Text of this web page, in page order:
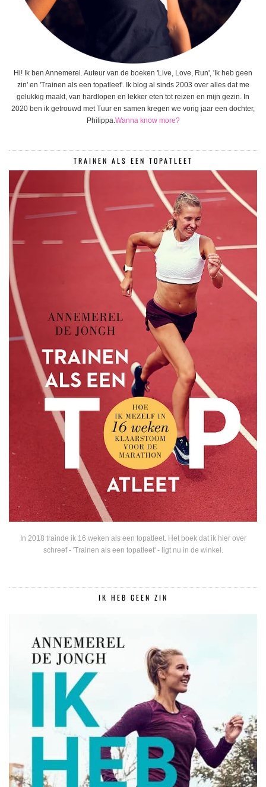
Hi! Ik ben Annemerel. Auteur van de boeken 'Live, Love, Run', 'Ik heb geen
zin' en 'Trainen als een topatleet'. Ik blog al sinds 2003 over alles dat me
gelukkig maakt, van hardlopen en lekker eten tot reizen en mijn gezin. In
2020 ben ik getrouwd met Tuur en samen kregen we vorig jaar een dochter,
Philippa.Wanna know more?
TRAINEN ALS EEN TOPATLEET
In 2018 trainde ik 16 weken als een topatleet. Het boek dat ik hier over
schreef - 'Trainen als een topatleet' - ligt nu in de winkel.
IK HEB GEEN ZIN